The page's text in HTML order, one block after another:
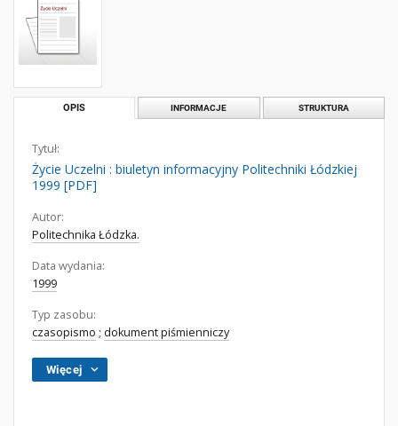
OPIS INFORMACJE STRUKTURA
Tytuł:
Życie Uczelni : biuletyn informacyjny Politechniki Łódzkiej
1999 [PDF]
Autor:
Politechnika Łódzka.
Data wydania:
1999
Typ zasobu:
czasopismo ; dokument piśmienniczy
Więcej